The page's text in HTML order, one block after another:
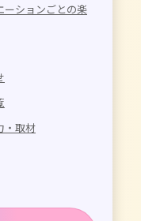
ーションごとの楽
・取材